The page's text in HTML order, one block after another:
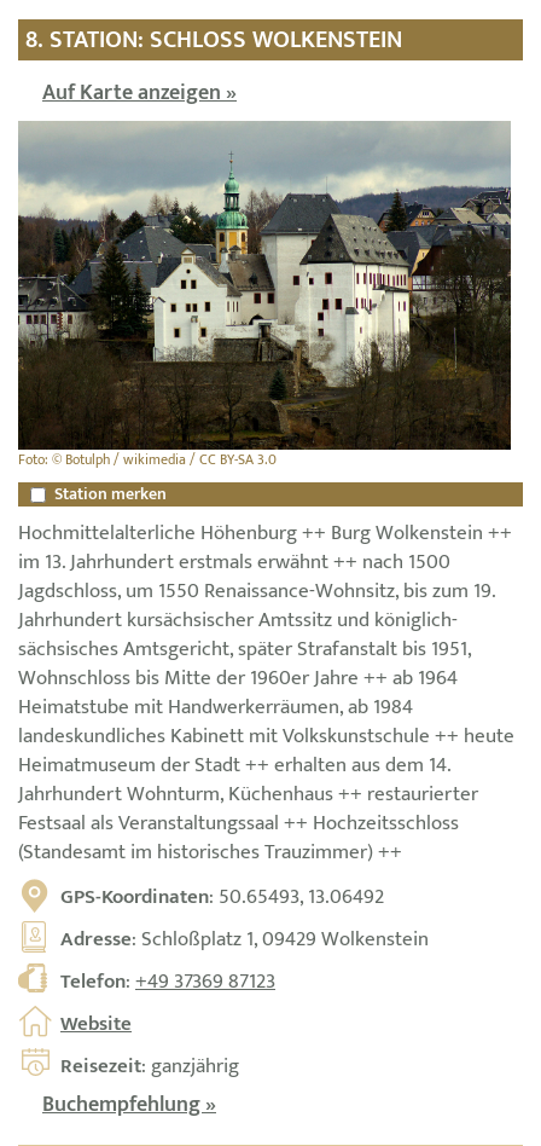
8. STATION: SCHLOSS WOLKENSTEIN
Auf Karte anzeigen »
Foto: © Botulph / wikimedia / CC BY-SA 3.0
Station merken
Hochmittelalterliche Höhenburg ++ Burg Wolkenstein ++
im 13. Jahrhundert erstmals erwähnt ++ nach 1500
Jagdschloss, um 1550 Renaissance-Wohnsitz, bis zum 19.
Jahrhundert kursächsischer Amtssitz und königlich-
sächsisches Amtsgericht, später Strafanstalt bis 1951,
Wohnschloss bis Mitte der 1960er Jahre ++ ab 1964
Heimatstube mit Handwerkerräumen, ab 1984
landeskundliches Kabinett mit Volkskunstschule ++ heute
Heimatmuseum der Stadt ++ erhalten aus dem 14.
Jahrhundert Wohnturm, Küchenhaus ++ restaurierter
Festsaal als Veranstaltungssaal ++ Hochzeitsschloss
(Standesamt im historisches Trauzimmer) ++
GPS-Koordinaten: 50.65493, 13.06492
Adresse: Schloßplatz 1, 09429 Wolkenstein
Telefon:+49 37369 87123
Website
Reisezeit: ganzjährig
Buchempfehlung »